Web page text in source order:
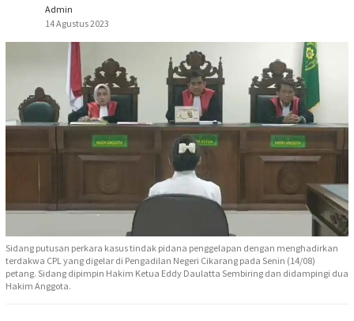
Admin
14 Agustus 2023
Sidang putusan perkara kasus tindak pidana penggelapan dengan menghadirkan
terdakwa CPL yang digelar di Pengadilan Negeri Cikarang pada Senin (14/08)
petang. Sidang dipimpin Hakim Ketua Eddy Daulatta Sembiring dan didampingi dua
Hakim Anggota.